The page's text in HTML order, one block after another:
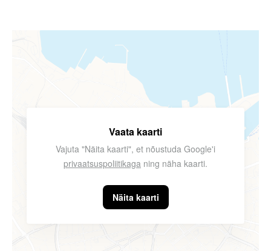
Vaata kaarti
Vajuta "Näita kaarti", et nõustuda Google'i
privaatsuspoliitikaga ning näha kaarti.
Näita kaarti